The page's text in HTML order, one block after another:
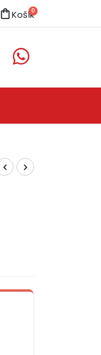
shopping_bagKošík0